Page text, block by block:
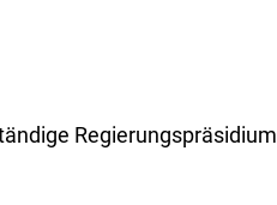
Regierungspräsidium